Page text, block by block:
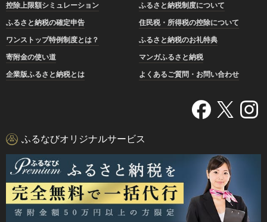
控除上限額シミュレーション
ふるさと納税制度について
ふるさと納税の確定申告
住民税・所得税の控除について
ワンストップ特例制度とは？
ふるさと納税のお礼特典
寄附金の使い道
マンガふるさと納税
企業版ふるさと納税とは
よくあるご質問・お問い合わせ
ふるなびオリジナルサービス